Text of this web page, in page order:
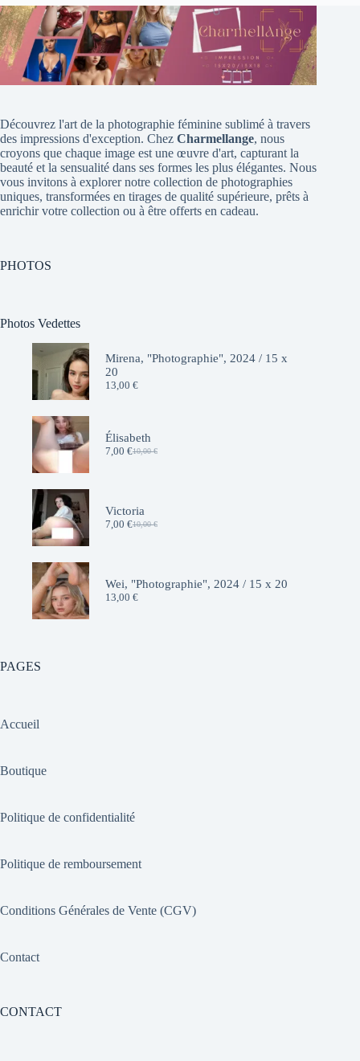
Découvrez l'art de la photographie féminine sublimé à travers
des impressions d'exception. Chez Charmellange, nous
croyons que chaque image est une œuvre d'art, capturant la
beauté et la sensualité dans ses formes les plus élégantes. Nous
vous invitons à explorer notre collection de photographies
uniques, transformées en tirages de qualité supérieure, prêts à
enrichir votre collection ou à être offerts en cadeau.
PHOTOS
Photos Vedettes
Mirena, "Photographie", 2024 / 15 x
20
13,00 €
Élisabeth
10,00€
Le
10,00 €.
7,00 €Le
7,00 €.
Victoria
10,00€
Le
10,00 €.
7,00 €Le
7,00 €.
Wei, "Photographie", 2024 / 15 x 20
13,00 €
PAGES
Accueil
Boutique
Politique de confidentialité
Politique de remboursement
Conditions Générales de Vente (CGV)
Contact
CONTACT